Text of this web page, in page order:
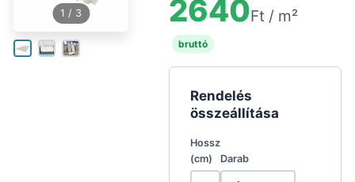
1 / 3 2640Ft / m²
bruttó
Rendelés
összeállítása
Hossz
(cm)
Darab